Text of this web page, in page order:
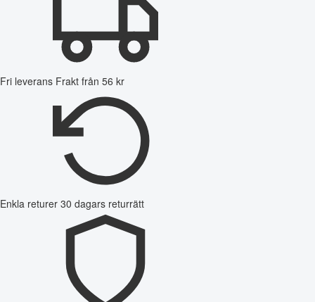
Fri leverans Frakt från 56 kr
Enkla returer 30 dagars returrätt